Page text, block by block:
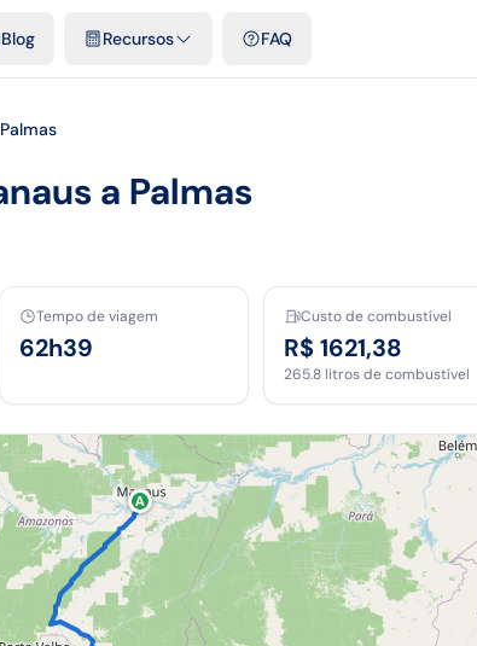
Blog Recursos FAQ
a Palmas
Tempo de viagem
62h39
Custo de combustível
R$ 1621,38
265.8 litros de combustível
A